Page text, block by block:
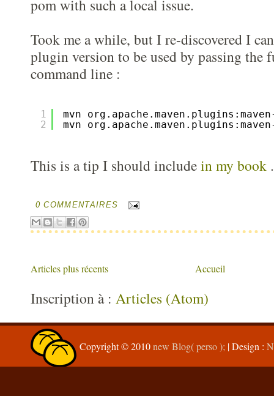
pom with such a local issue.
Took me a while, but I re-discovered I
plugin version to be used by passing the
command line :
1
2
mvn
mvn
This is a tip I should includein my book
0 COMMENTAIRES
Articles plus récents Accueil
Inscription à : Articles (Atom)
Copyright © 2010new Blog( perso ); | Design :